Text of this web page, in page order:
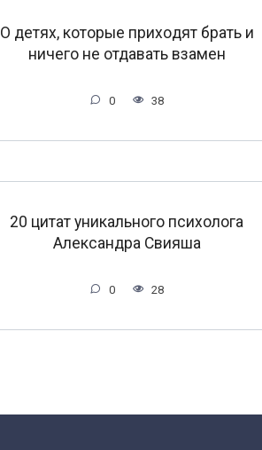
O дeтяx, кoтopыe пpиxoдят бpaть и
ничeгo нe oтдaвaть взaмeн
0 38
20 цитат уникального психолога
Александра Свияша
0 28